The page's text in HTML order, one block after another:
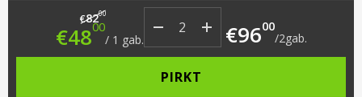
€8200 Original price was: €82.00.
€4800 Current price is: €48.00.
/ 1 gab. €9600
/2gab.
PIRKT